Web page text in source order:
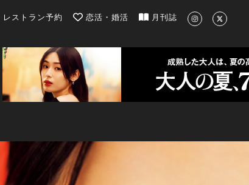
カレンダー | 最新のグルメ、洗練されたライフスタイル情報
レストラン予約 恋活・婚活 月刊誌